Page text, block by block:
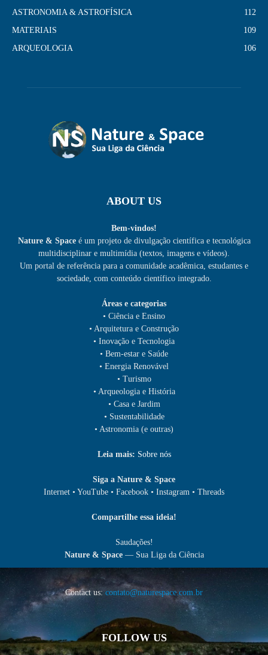
ASTRONOMIA & ASTROFÍSICA
112
MATERIAIS
109
ARQUEOLOGIA
106
ABOUT US
Bem-vindos!
Nature & Spaceé um projeto de divulgação científica e tecnológica
multidisciplinar e multimídia (textos, imagens e vídeos).
Um portal de referência para a comunidade acadêmica, estudantes e
sociedade, com conteúdo científico integrado.
Áreas e categorias
• Ciência e Ensino
• Arquitetura e Construção
• Inovação e Tecnologia
• Bem-estar e Saúde
• Energia Renovável
• Turismo
• Arqueologia e História
• Casa e Jardim
• Sustentabilidade
• Astronomia (e outras)
Leia mais: Sobre nós
Siga a Nature & Space
Internet • YouTube • Facebook • Instagram • Threads
Compartilhe essa ideia!
Saudações!
Nature & Space— Sua Liga da Ciência
Contact us:contato@naturespace.com.br
FOLLOW US